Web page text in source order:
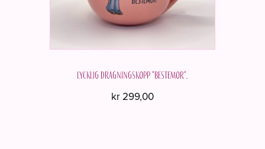
Lycklig dragningskopp "BESTEMOR".
kr 299,00